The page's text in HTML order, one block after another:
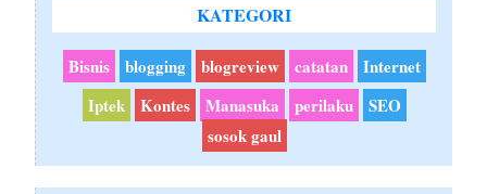
KATEGORI
Bisnis blogging blogreview catatan
Internet
Iptek
Kontes Manasuka perilaku
SEO
sosok gaul